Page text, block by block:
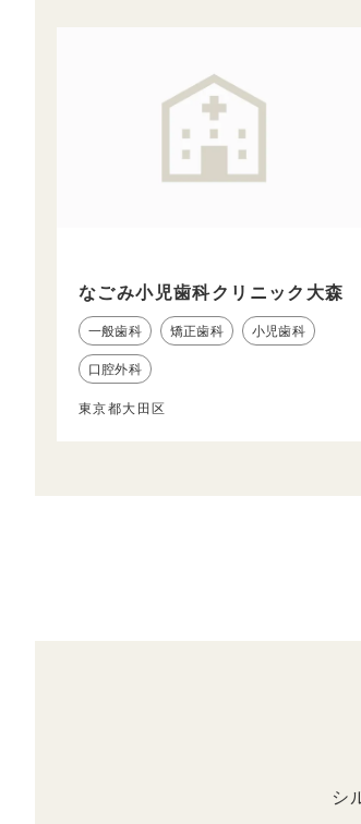
なごみ小児歯科クリニック大森
一般歯科 矯正歯科 小児歯科
口腔外科
東京都大田区
シ